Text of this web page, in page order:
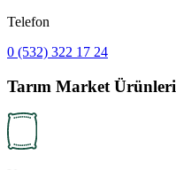
Telefon
0 (532) 322 17 24
Tarım Market Ürünleri